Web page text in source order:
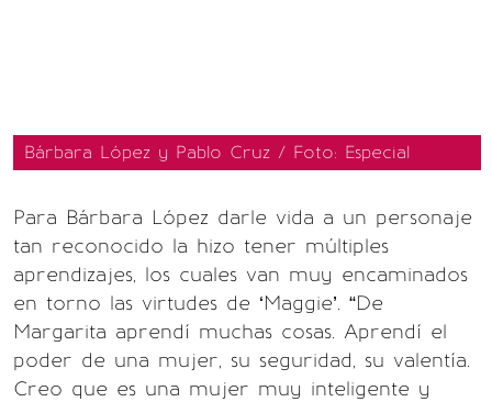
Bárbara López y Pablo Cruz / Foto: Especial
Para Bárbara López darle vida a un personaje
tan reconocido la hizo tener múltiples
aprendizajes, los cuales van muy encaminados
en torno las virtudes de ‘Maggie’. “De
Margarita aprendí muchas cosas. Aprendí el
poder de una mujer, su seguridad, su valentía.
Creo que es una mujer muy inteligente y